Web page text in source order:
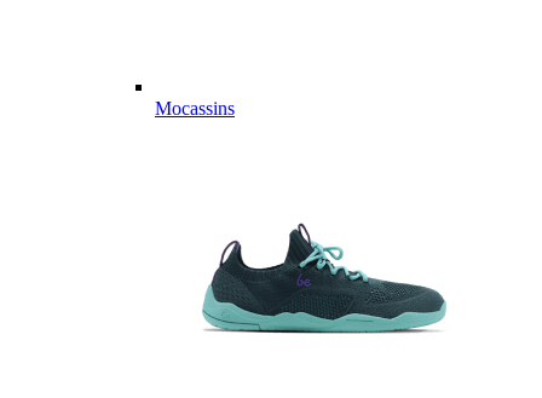
Mocassins